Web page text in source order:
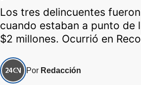
Los tres delincuentes
cuando estaban a punto de
$2 millones. Ocurrió en
Por Redacción